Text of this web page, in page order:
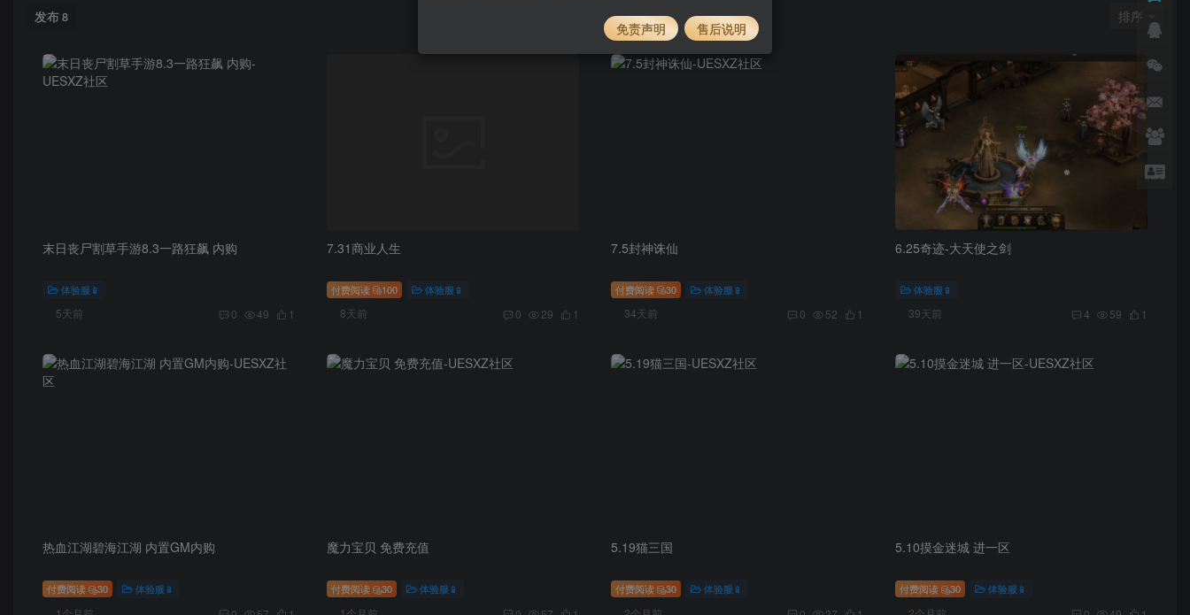
发布8 排序
末日丧尸割草手游8.3一路狂飙 内购
体验服📱
5天前 0 49 1
7.31商业人生
付费阅读 100 体验服📱
8天前 0 29 1
7.5封神诛仙
付费阅读 30 体验服📱
34天前 0 52 1
6.25奇迹-大天使之剑
体验服📱
39天前 4 59 1
热血江湖碧海江湖 内置GM内购
付费阅读 30 体验服📱
魔力宝贝 免费充值
付费阅读 30 体验服📱
5.19猫三国
付费阅读 30 体验服📱
5.10摸金迷城 进一区
付费阅读 30 体验服📱
免责声明 售后说明